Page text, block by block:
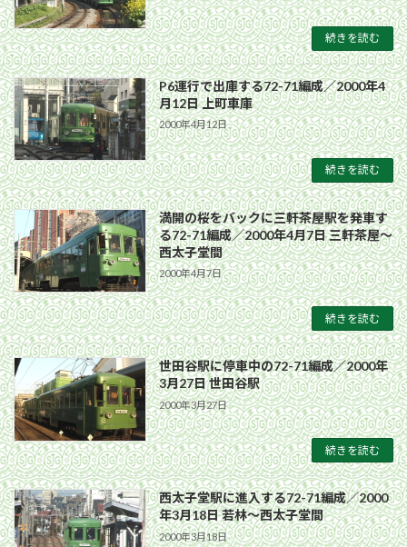
続きを読む
P6運行で出庫する72-71編成／2000年4
月12日 上町車庫
2000年4月12日
続きを読む
満開の桜をバックに三軒茶屋駅を発車す
る72-71編成／2000年4月7日 三軒茶屋〜
西太子堂間
2000年4月7日
続きを読む
世田谷駅に停車中の72-71編成／2000年
3月27日 世田谷駅
2000年3月27日
続きを読む
西太子堂駅に進入する72-71編成／2000
年3月18日 若林〜西太子堂間
2000年3月18日